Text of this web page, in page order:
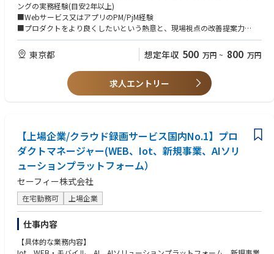
おきなわ、他
・グローバル：Sun Group（ベトナム）、他
（公表可能企業のみ、順不同・敬称略）
データベース：MySQL, Redis
iOS / Android：Dart, Flutter
インフラ：Firebase, AWS, GCP
各種開発ツール：GitHub, Docker, CircleCI
タスク管理 / ドキュメント：Slack, Notion, ZenHub
デザインツール：Figma
【配属部署】
プロダクト企画チーム
CPO直下の組織となります。
担当プロダクトごとに、デザイナーやエンジニアなどとプロジェクトチー
ムを編成して開発を推進します。
【やりがい・魅力】
・自社サービスで直接ユーザーにインパクトを与えることができます。
・裁量が大きく開発技術や使用ツールの提案も可能です。
・業界だけでなく、社会的な意義の高いプロダクトを自ら創る機会があり
多面的な視点からプロダクト・事業の成長を導く推進力が求められるポジ
ションです。
◼️主な業務内容
・エンジニア／デザイナー／営業部門などとの調整、タスク・進行管理
・プロダクト改善に向けた課題発見/企画立案/実行
・各種KPI管理および定量的な分析、起案、実行といった改善に向けたPD
CAの一連の流れを推進
※なお、業務内容は、上記全てをお任せするというより、配属後、適性に
ングの実務経験(目安2年以上)
■Webサービス又はアプリのPM/PjM経験
■プロダクトをより良くしたいという熱意と、現場視点の改善提案力
【歓迎】
■5～6名程度のチームマネジメント経験
■ユーザー視点を生かした企画、改善経験
■主体的にプロジェクトを推進した経験
■社内外での折衝経験/営業経験
■経営企画、事業企画、企画営業の業務経験
東京都 想定年収 500 万円 ~ 800 万円
求人エントリー
【上場企業/クラウド録画サービス国内No.1】プロ
ダクトマネージャー(WEB、Iot、新規事業、AIソリ
ューションプラットフォーム）
セーフィー株式会社
在宅勤務可 上場企業
仕事内容
【具体的な業務内容】